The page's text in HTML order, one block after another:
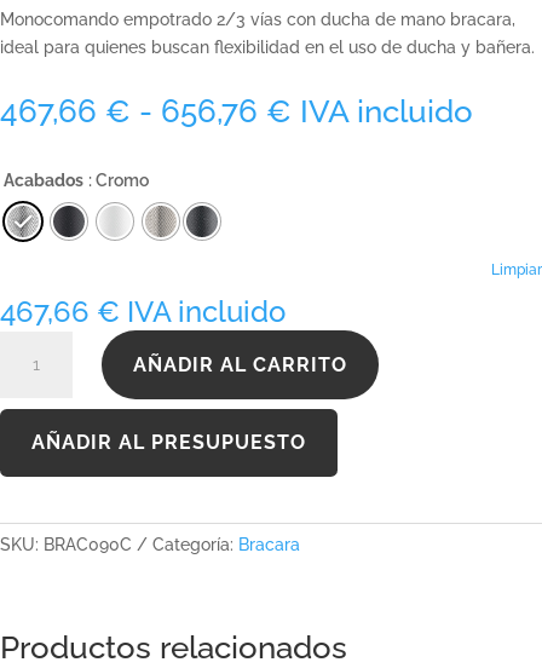
Monocomando empotrado 2/3 vías con ducha de mano bracara,
ideal para quienes buscan flexibilidad en el uso de ducha y bañera.
467,66 € - 656,76 € Rango
IVA incluido
Acabados : Cromo
Limpiar
467,66 € IVA incluido
cantidad
AÑADIR AL CARRITO
AÑADIR AL PRESUPUESTO
SKU: BRAC090C Categoría: Bracara
Productos relacionados